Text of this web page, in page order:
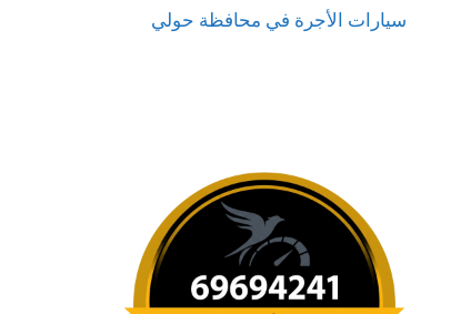
سيارات الأجرة في محافظة حولي